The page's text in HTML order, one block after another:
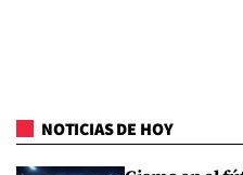
NOTICIAS DE HOY